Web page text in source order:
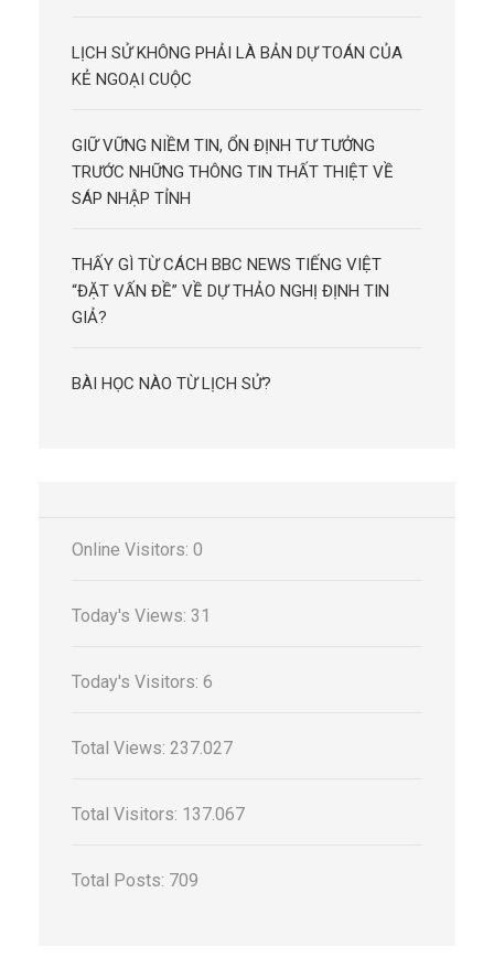
LỊCH SỬ KHÔNG PHẢI LÀ BẢN DỰ TOÁN CỦA
KẺ NGOẠI CUỘC
GIỮ VỮNG NIỀM TIN, ỔN ĐỊNH TƯ TƯỞNG
TRƯỚC NHỮNG THÔNG TIN THẤT THIỆT VỀ
SÁP NHẬP TỈNH
THẤY GÌ TỪ CÁCH BBC NEWS TIẾNG VIỆT
“ĐẶT VẤN ĐỀ” VỀ DỰ THẢO NGHỊ ĐỊNH TIN
GIẢ?
BÀI HỌC NÀO TỪ LỊCH SỬ?
Online Visitors: 0
Today's Views: 31
Today's Visitors: 6
Total Views: 237.027
Total Visitors: 137.067
Total Posts: 709